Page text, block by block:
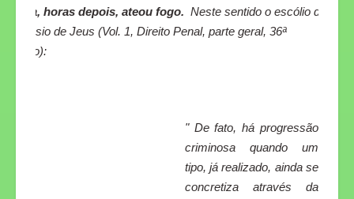
vítima, horas depois, ateou fogo. Neste sentido o escólio de
Damásio de Jeus (Vol. 1, Direito Penal, parte geral, 36ª
Edição):
" De fato, há progressão
criminosa quando um
tipo, já realizado, ainda se
concretiza através da